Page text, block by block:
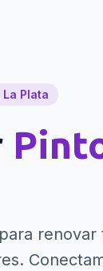
Plata
renovar